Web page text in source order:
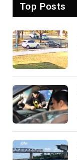
Top Posts